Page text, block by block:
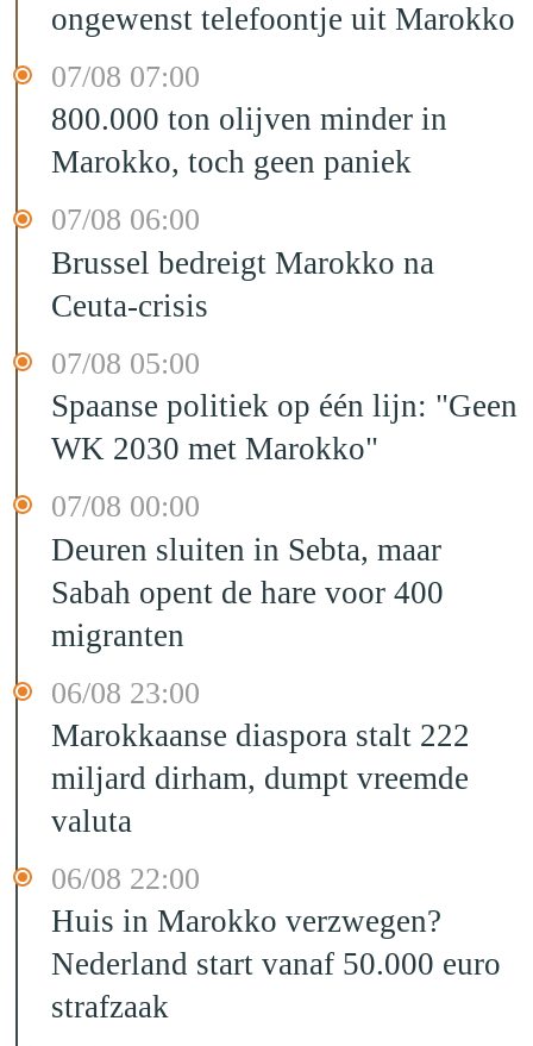
ongewenst telefoontje uit Marokko
07/08 07:00
800.000 ton olijven minder in
Marokko, toch geen paniek
07/08 06:00
Brussel bedreigt Marokko na
Ceuta-crisis
07/08 05:00
Spaanse politiek op één lijn: "Geen
WK 2030 met Marokko"
07/08 00:00
Deuren sluiten in Sebta, maar
Sabah opent de hare voor 400
migranten
06/08 23:00
Marokkaanse diaspora stalt 222
miljard dirham, dumpt vreemde
valuta
06/08 22:00
Huis in Marokko verzwegen?
Nederland start vanaf 50.000 euro
strafzaak